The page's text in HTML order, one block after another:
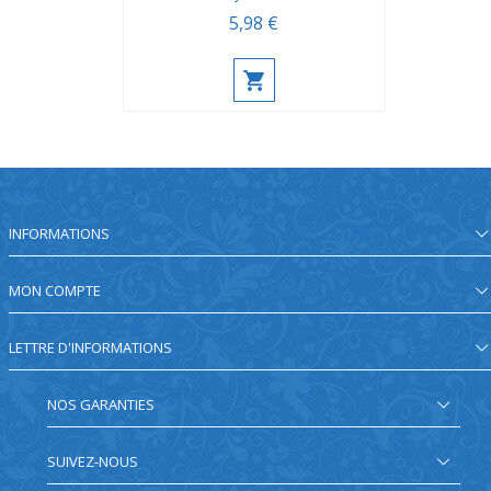
5,98 €
INFORMATIONS
MON COMPTE
LETTRE D'INFORMATIONS
NOS GARANTIES
SUIVEZ-NOUS